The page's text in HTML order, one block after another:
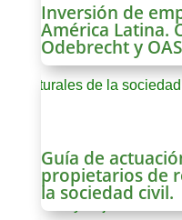
Inversión de
América Latina.
Odebrecht y OAS
Guía de
propietarios de
la sociedad civil.